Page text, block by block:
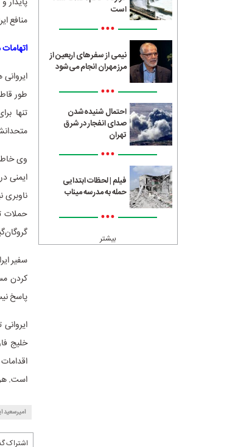
است
•••
نیمی از سفرهای اربعین از
مرز مهران انجام می‌شود
•••
احتمال شنیده‌شدن
صدای انفجار در شرق
تهران
•••
فیلم | لحظات ابتدایی
حمله به مدرسه میناب
•••
بیشتر
منافع
طور
تنها
وی
ایمنی
ناوبری
حملات
سفیر
کردن
پاسخ
خلیج
است.
امیرسعید
اشتراک